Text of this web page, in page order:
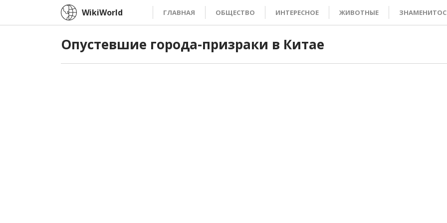
WikiWorld ГЛАВНАЯ ОБЩЕСТВО ИНТЕРЕСНОЕ ЖИВОТНЫЕ
Опустевшие города-призраки в Китае